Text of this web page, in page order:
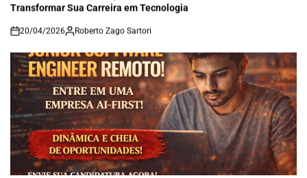
Transformar Sua Carreira em Tecnologia
on
20/04/2026 Roberto Zago Sartori